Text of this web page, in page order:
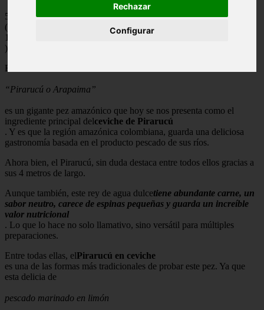
Rechazar
Configurar
5
(
1
)
El
“Pirarucú o Arapaima”
es un gigante pez amazónico que hoy se nos presenta como el
ingrediente principal delceviche de Pirarucú
. Y es que la región amazónica colombiana, guarda una deliciosa
gastronomía basada en el producto pescado de sus ríos.
Ahora bien, el Pirarucú, sin duda destaca entre todos ellos gracias a
sus 4 metros de largo.
Aunque también, este rey de agua dulcetiene abundante carne, un
sabor neutro, carece de espinas pequeñas y guarda un increíble
valor nutricional
. Lo que lo hace no solo llamativo, sino versátil para múltiples
preparaciones.
Entre todas ellas, elPirarucú en ceviche
es una de las formas más tradicionales de probar este pez. Ya que
esta delicia de
pescado marinado en limón